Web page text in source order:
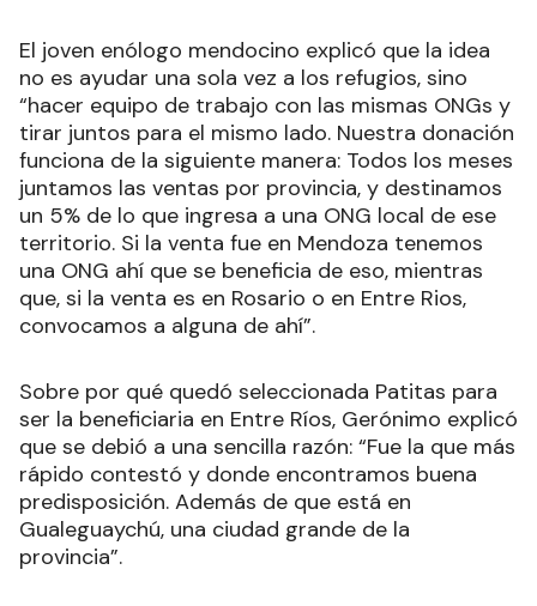
El joven enólogo mendocino explicó que la idea
no es ayudar una sola vez a los refugios, sino
“hacer equipo de trabajo con las mismas ONGs y
tirar juntos para el mismo lado. Nuestra donación
funciona de la siguiente manera: Todos los meses
juntamos las ventas por provincia, y destinamos
un 5% de lo que ingresa a una ONG local de ese
territorio. Si la venta fue en Mendoza tenemos
una ONG ahí que se beneficia de eso, mientras
que, si la venta es en Rosario o en Entre Rios,
convocamos a alguna de ahí”.
Sobre por qué quedó seleccionada Patitas para
ser la beneficiaria en Entre Ríos, Gerónimo explicó
que se debió a una sencilla razón: “Fue la que más
rápido contestó y donde encontramos buena
predisposición. Además de que está en
Gualeguaychú, una ciudad grande de la
provincia”.